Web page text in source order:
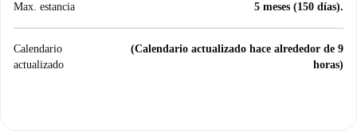
Max. estancia 5 meses (150 días).
Calendario
actualizado
(Calendario actualizado hace alrededor de 9
horas)